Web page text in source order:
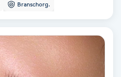
Branschorg.